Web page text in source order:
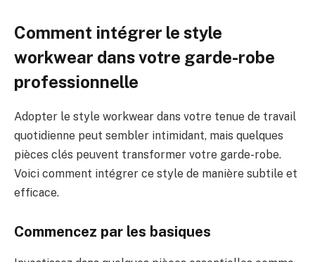
Comment intégrer le style
workwear dans votre garde-robe
professionnelle
Adopter le style workwear dans votre tenue de travail
quotidienne peut sembler intimidant, mais quelques
pièces clés peuvent transformer votre garde-robe.
Voici comment intégrer ce style de manière subtile et
efficace.
Commencez par les basiques